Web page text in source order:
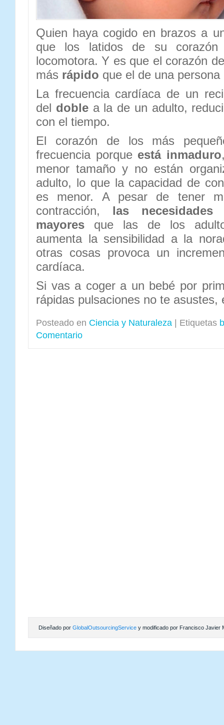
Quien haya cogido en brazos a
que los latidos de su corazón
locomotora. Y es que el corazón
más rápido que el de una persona
La frecuencia cardíaca de un
del doblea la de un adulto,
con el tiempo.
El corazón de los más
frecuencia porqueestá inmaduro
menor tamaño y no están
adulto, lo que la capacidad de
es menor. A pesar de tener
contracción, las
mayores que las de los
aumenta la sensibilidad a la
otras cosas provoca un
cardíaca.
Si vas a coger a un bebé por
rápidas pulsaciones no te asustes,
Posteado en Ciencia y Naturaleza Etiquetas
Comentario
Diseñado por GlobalOutsourcingService y modificado por Francisco Javier